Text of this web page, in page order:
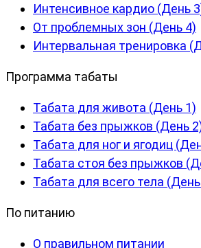
Интенсивное кардио (День
От проблемных зон (День 4)
Интервальная тренировка
Программа табаты
Табата для живота (День 1)
Табата без прыжков (День
Табата для ног и ягодиц
Табата стоя без прыжков
Табата для всего тела
По питанию
О правильном питании